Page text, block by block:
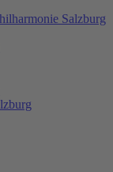
Salzburg